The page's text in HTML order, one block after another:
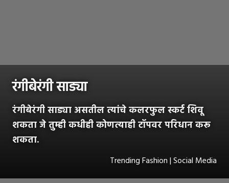
रंगीबेरंगी साड्या
रंगीबेरंगी साड्या असतील त्यांचे कलरफुल स्कर्ट शिवू
शकता जे तुम्ही कधीही कोणत्याही टॉपवर परिधान करू
शकता.
Trending Fashion | Social Media